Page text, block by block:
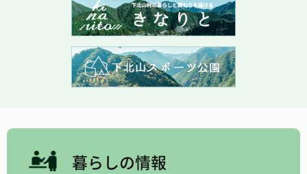
2026年07月03日
第3期 下北山村教育大綱を制定しました。
2026年06月30日
【7/25（土）】奈良・奥大和移住セミナーを開催し
暮らしの情報